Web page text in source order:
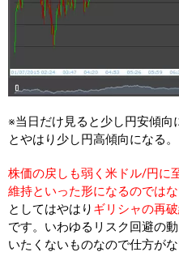
※当日だけ見ると少し円安傾向
とやはり少し円高傾向になる。
株価の戻しも弱く米ドル/円に
維持といった形になるのでは
としてはやはり ギリシャの再
です。いわゆるリスク回避の
いたくないものなので仕方が